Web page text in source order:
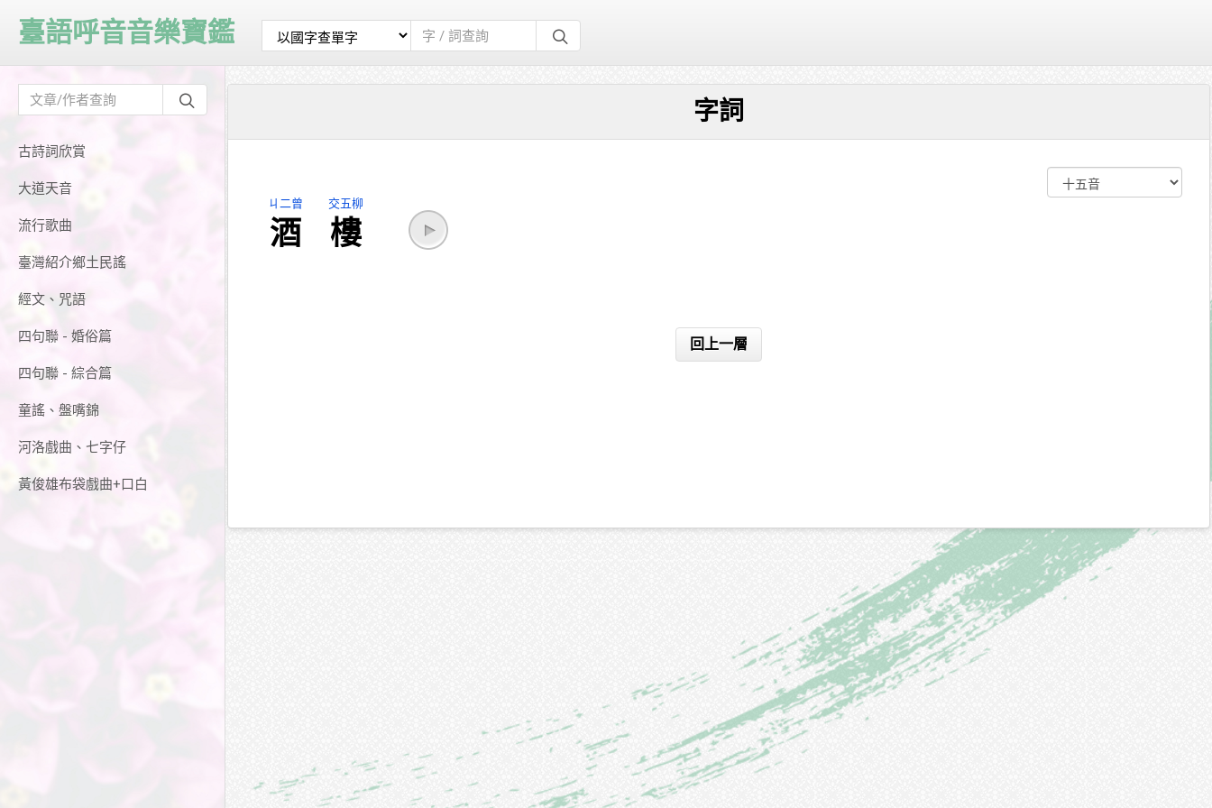
古詩詞欣賞
大道天音
流行歌曲
臺灣紹介鄉土民謠
經文、咒語
四句聯 - 婚俗篇
四句聯 - 綜合篇
童謠、盤嘴錦
河洛戲曲、七字仔
黃俊雄布袋戲曲+口白
臺語呼音音樂寶鑑
字詞
ㄐ二曾
酒
交五柳
樓
回上一層